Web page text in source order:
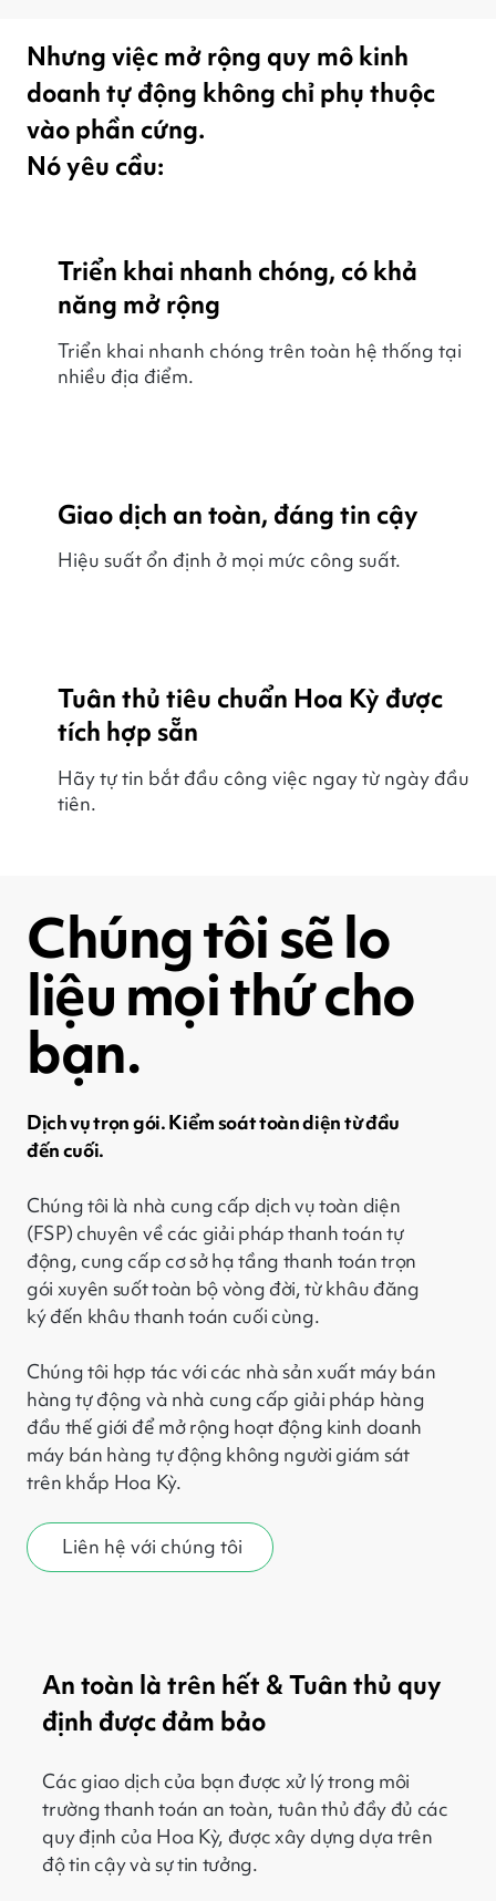
Nhưng việc mở rộng quy mô kinh
doanh tự động không chỉ phụ thuộc
vào phần cứng.
Nó yêu cầu:
Triển khai nhanh chóng, có khả
năng mở rộng
Triển khai nhanh chóng trên toàn hệ thống tại
nhiều địa điểm.
Giao dịch an toàn, đáng tin cậy
Hiệu suất ổn định ở mọi mức công suất.
Tuân thủ tiêu chuẩn Hoa Kỳ được
tích hợp sẵn
Hãy tự tin bắt đầu công việc ngay từ ngày đầu
tiên.
Chúng tôi sẽ lo
liệu mọi thứ cho
bạn.
Dịch vụ trọn gói. Kiểm soát toàn diện từ đầu
đến cuối.
Chúng tôi là nhà cung cấp dịch vụ toàn diện
(FSP) chuyên về các giải pháp thanh toán tự
động, cung cấp cơ sở hạ tầng thanh toán trọn
gói xuyên suốt toàn bộ vòng đời, từ khâu đăng
ký đến khâu thanh toán cuối cùng.
Chúng tôi hợp tác với các nhà sản xuất máy bán
hàng tự động và nhà cung cấp giải pháp hàng
đầu thế giới để mở rộng hoạt động kinh doanh
máy bán hàng tự động không người giám sát
trên khắp Hoa Kỳ.
Liên hệ với chúng tôi
An toàn là trên hết & Tuân thủ quy
định được đảm bảo
Các giao dịch của bạn được xử lý trong môi
trường thanh toán an toàn, tuân thủ đầy đủ các
quy định của Hoa Kỳ, được xây dựng dựa trên
độ tin cậy và sự tin tưởng.